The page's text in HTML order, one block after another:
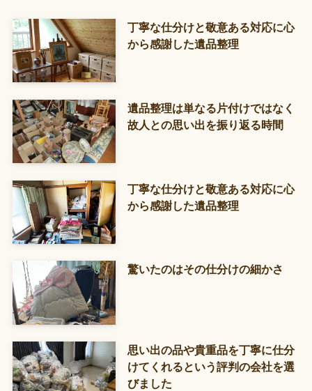
丁寧な仕分けと敬意ある対応に心
から感謝した遺品整理
遺品整理は単なる片付けではなく
故人との思い出を振り返る時間
丁寧な仕分けと敬意ある対応に心
から感謝した遺品整理
驚いたのはその仕分けの細かさ
思い出の品や貴重品を丁寧に仕分
けてくれるという評判の会社を選
びました